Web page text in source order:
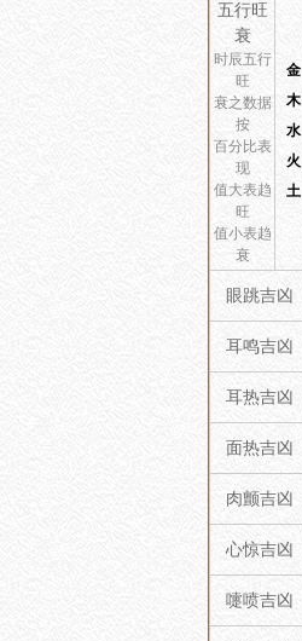
五行旺
衰
时辰五行
旺
衰之数据
按
百分比表
现
值大表趋
旺
值小表趋
衰
金
木
水
火
土
眼跳吉凶
耳鸣吉凶
耳热吉凶
面热吉凶
肉颤吉凶
心惊吉凶
嚏喷吉凶